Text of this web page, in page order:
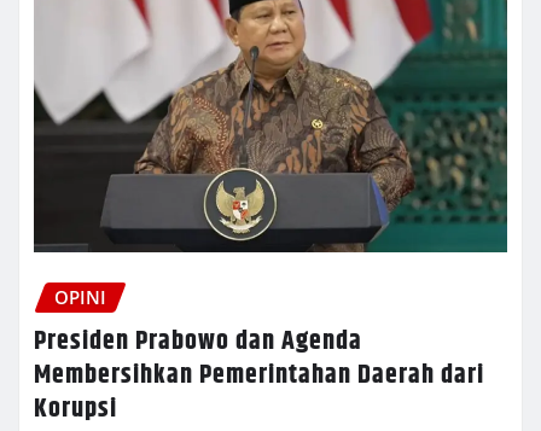
OPINI
Presiden Prabowo dan Agenda
Membersihkan Pemerintahan Daerah dari
Korupsi